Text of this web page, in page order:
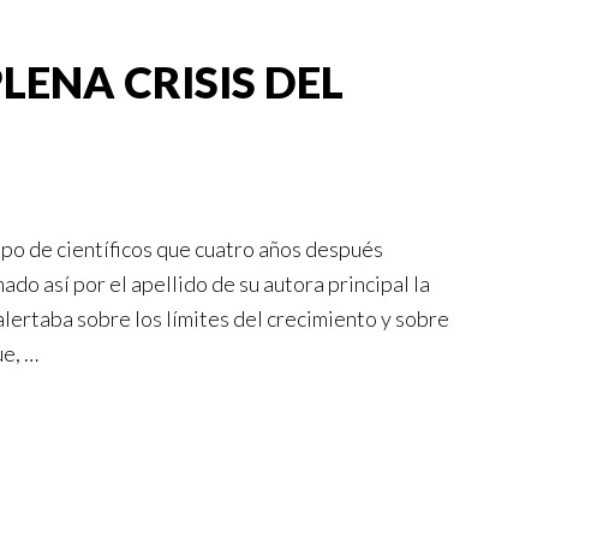
CRISIS DEL
de científicos que cuatro años después
así por el apellido de su autora principal la
sobre los límites del crecimiento y sobre
…